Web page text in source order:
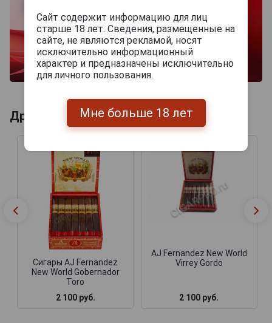
Другие продукты бренда AJ FERNANDEZ
Сигары AJ Fernandez
New World Gobernador
Toro
2 100 руб.
AJ Fernandez New World
Virrey Gordo
2 100 руб.
Сайт содержит информацию для лиц
старше 18 лет. Сведения, размещенные на
сайте, не являются рекламой, носят
исключительно информационный
характер и предназначены исключительно
для личного пользования.
Мне больше 18 лет